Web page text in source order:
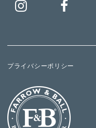
プライバシーポリシー